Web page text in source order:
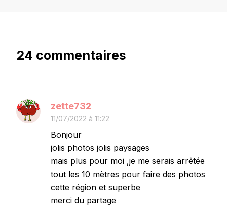
24 commentaires
zette732
11/07/2022 à 11:22
Bonjour
jolis photos jolis paysages
mais plus pour moi ,je me serais arrêtée
tout les 10 mètres pour faire des photos
cette région et superbe
merci du partage